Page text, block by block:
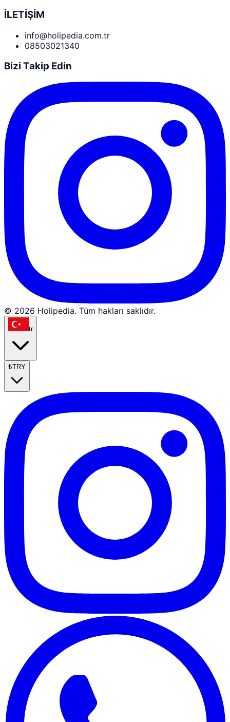
İLETİŞİM
info@holipedia.com.tr
08503021340
Bizi Takip Edin
© 2026 Holipedia. Tüm hakları saklıdır.
tr
₺TRY